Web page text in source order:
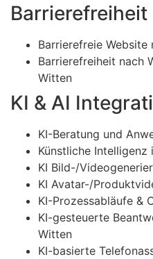
Barrierefreiheit
Barrierefreie Website
Barrierefreiheit nach
Witten
KI & AI
KI-Beratung und
Künstliche
KI Bild-/
KI Avatar-/
KI-Prozessabläufe &
KI-gesteuerte
Witten
KI-basierte